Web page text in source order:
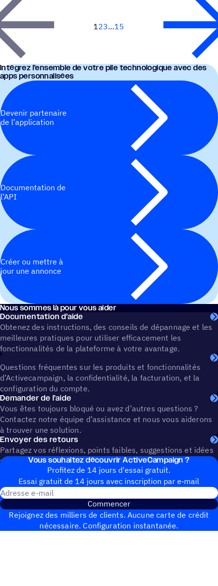
1 23 15
Inté­grez l’ensemble de votre pile tech­no­lo­gique avec des
apps personnalisées
Devenir partenaire
de l’application
Documentation de
l’API
Créer ou mettre à
jour une annonce
Nous sommes là pour vous aider
Documentation d’aide
Obtenez des instructions, des conseils de dépannage et les
meilleures pratiques pour utiliser efficacement les
fonctionnalités de la plateforme à votre avantage.
Questions fréquentes sur les produits et fonctionnalités
d’Activecampaign, la confidentialité, la facturation, et la
configuration du compte.
Demander de l’aide
Vous êtes toujours bloqué ou avez d’autres questions ?
Contactez notre équipe d’assistance et nous vous aiderons
à trouver une solution.
Envoyer des retours
Partagez vos réflexions, points faibles, suggestions et idées
pour aider à façonner l’avenir d’ActiveCampaign.
Vous souhai­tez découvrir ActiveCampaign ?
Profitez de 14 jours d'essai gratuit.
Essai gratuit de 14 jours avec inscrip­tion par e‑mail
Commencer
Rejoignez des milliers de clients. Aucune carte de crédit
nécessaire. Configuration instantanée.